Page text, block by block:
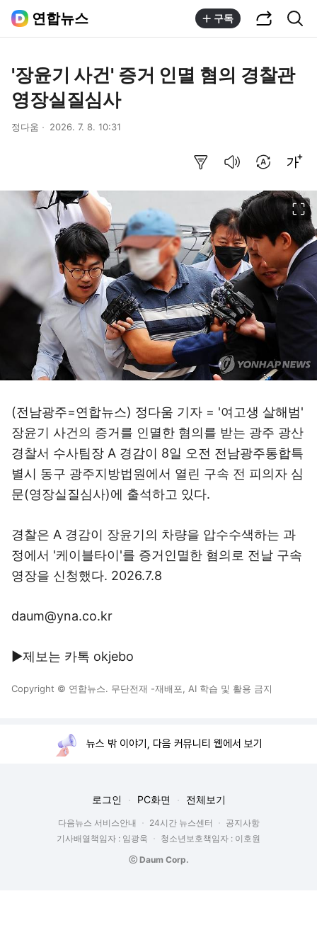
연합뉴스 구독
'장윤기 사건' 증거 인멸 혐의 경찰관
영장실질심사
정다움 2026. 7. 8. 10:31
(전남광주=연합뉴스) 정다움 기자 = '여고생 살해범'
장윤기 사건의 증거를 인멸한 혐의를 받는 광주 광산
경찰서 수사팀장 A 경감이 8일 오전 전남광주통합특
별시 동구 광주지방법원에서 열린 구속 전 피의자 심
문(영장실질심사)에 출석하고 있다.
경찰은 A 경감이 장윤기의 차량을 압수수색하는 과
정에서 '케이블타이'를 증거인멸한 혐의로 전날 구속
영장을 신청했다. 2026.7.8
daum@yna.co.kr
▶제보는 카톡 okjebo
Copyright © 연합뉴스. 무단전재 -재배포, AI 학습 및 활용 금지
뉴스 밖 이야기, 다음 커뮤니티 웹에서 보기
로그인 PC화면 전체보기
다음뉴스 서비스안내 24시간 뉴스센터
공지사항
기사배열책임자 : 임광욱
청소년보호책임자 : 이호원
ⓒ Daum Corp.